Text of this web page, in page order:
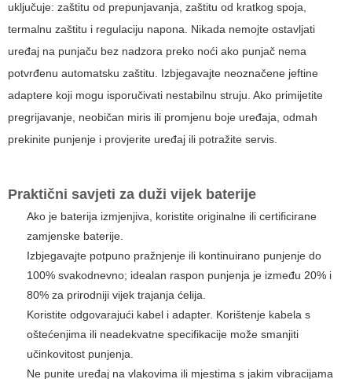
uključuje: zaštitu od prepunjavanja, zaštitu od kratkog spoja,
termalnu zaštitu i regulaciju napona. Nikada nemojte ostavljati
uređaj na punjaču bez nadzora preko noći ako punjač nema
potvrđenu automatsku zaštitu. Izbjegavajte neoznačene jeftine
adaptere koji mogu isporučivati nestabilnu struju. Ako primijetite
pregrijavanje, neobičan miris ili promjenu boje uređaja, odmah
prekinite punjenje i provjerite uređaj ili potražite servis.
Praktični savjeti za duži vijek baterije
Ako je baterija izmjenjiva, koristite originalne ili certificirane
zamjenske baterije.
Izbjegavajte potpuno pražnjenje ili kontinuirano punjenje do
100% svakodnevno; idealan raspon punjenja je između 20% i
80% za prirodniji vijek trajanja ćelija.
Koristite odgovarajući kabel i adapter. Korištenje kabela s
oštećenjima ili neadekvatne specifikacije može smanjiti
učinkovitost punjenja.
Ne punite uređaj na vlakovima ili mjestima s jakim vibracijama